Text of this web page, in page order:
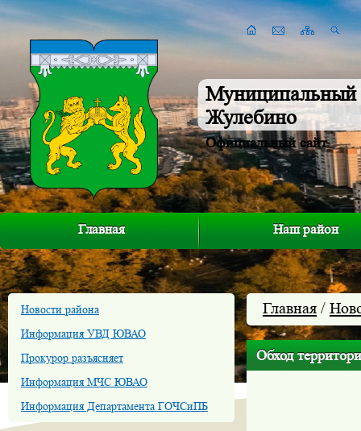
Муниципальный
Жулебино
Официальный сайт
Главная Наш район
Новости района
Информация УВД ЮВАО
Прокурор разъясняет
Информация МЧС ЮВАО
Информация Департамента ГОЧСиПБ
Главная /
Обход